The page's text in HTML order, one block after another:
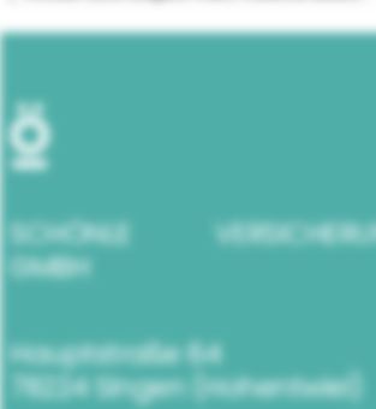
SCHÖNLE
GMBH
Hauptstraße 64
78224 Singen (Hohentwiel)